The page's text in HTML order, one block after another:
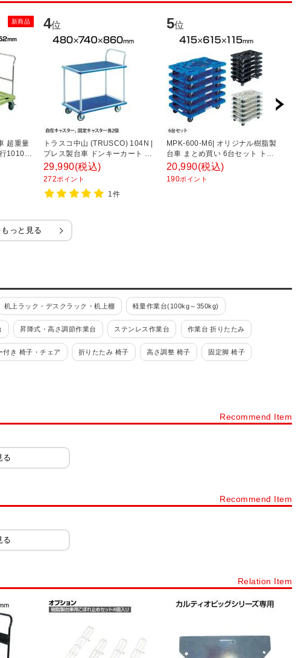
新商品
超重量
1010×
4位
トラスコ中山 (TRUSCO) 104N |
プレス製台車 ドンキーカート 台
車 2段式片袖タイプ 740×480mm
全体耐荷重150kg 幅480×奥行
740×高さ145mm
29,990(税込)
272ポイント
1件
5位
MPK-600-M6| オリジナル樹脂製
台車 まとめ買い 6台セット トラ
スコ中山 (TRUSCO)
20,990(税込)
190ポイント
っと見る
机上ラック・デスクラック・机上棚 軽量作業台(100kg～350kg)
昇降式・高さ調節作業台 ステンレス作業台 作業台 折りたたみ
付き 椅子・チェア 折りたたみ 椅子 高さ調整 椅子 固定脚 椅子
～100kg) 工具保管庫
ミニ工具室 その他保管庫
コンテナラック
ステンレス作業台
Recommend Item
る
Recommend Item
る
Relation Item